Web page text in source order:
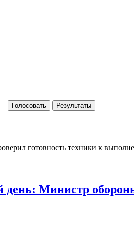
Голосовать Результаты
Министр